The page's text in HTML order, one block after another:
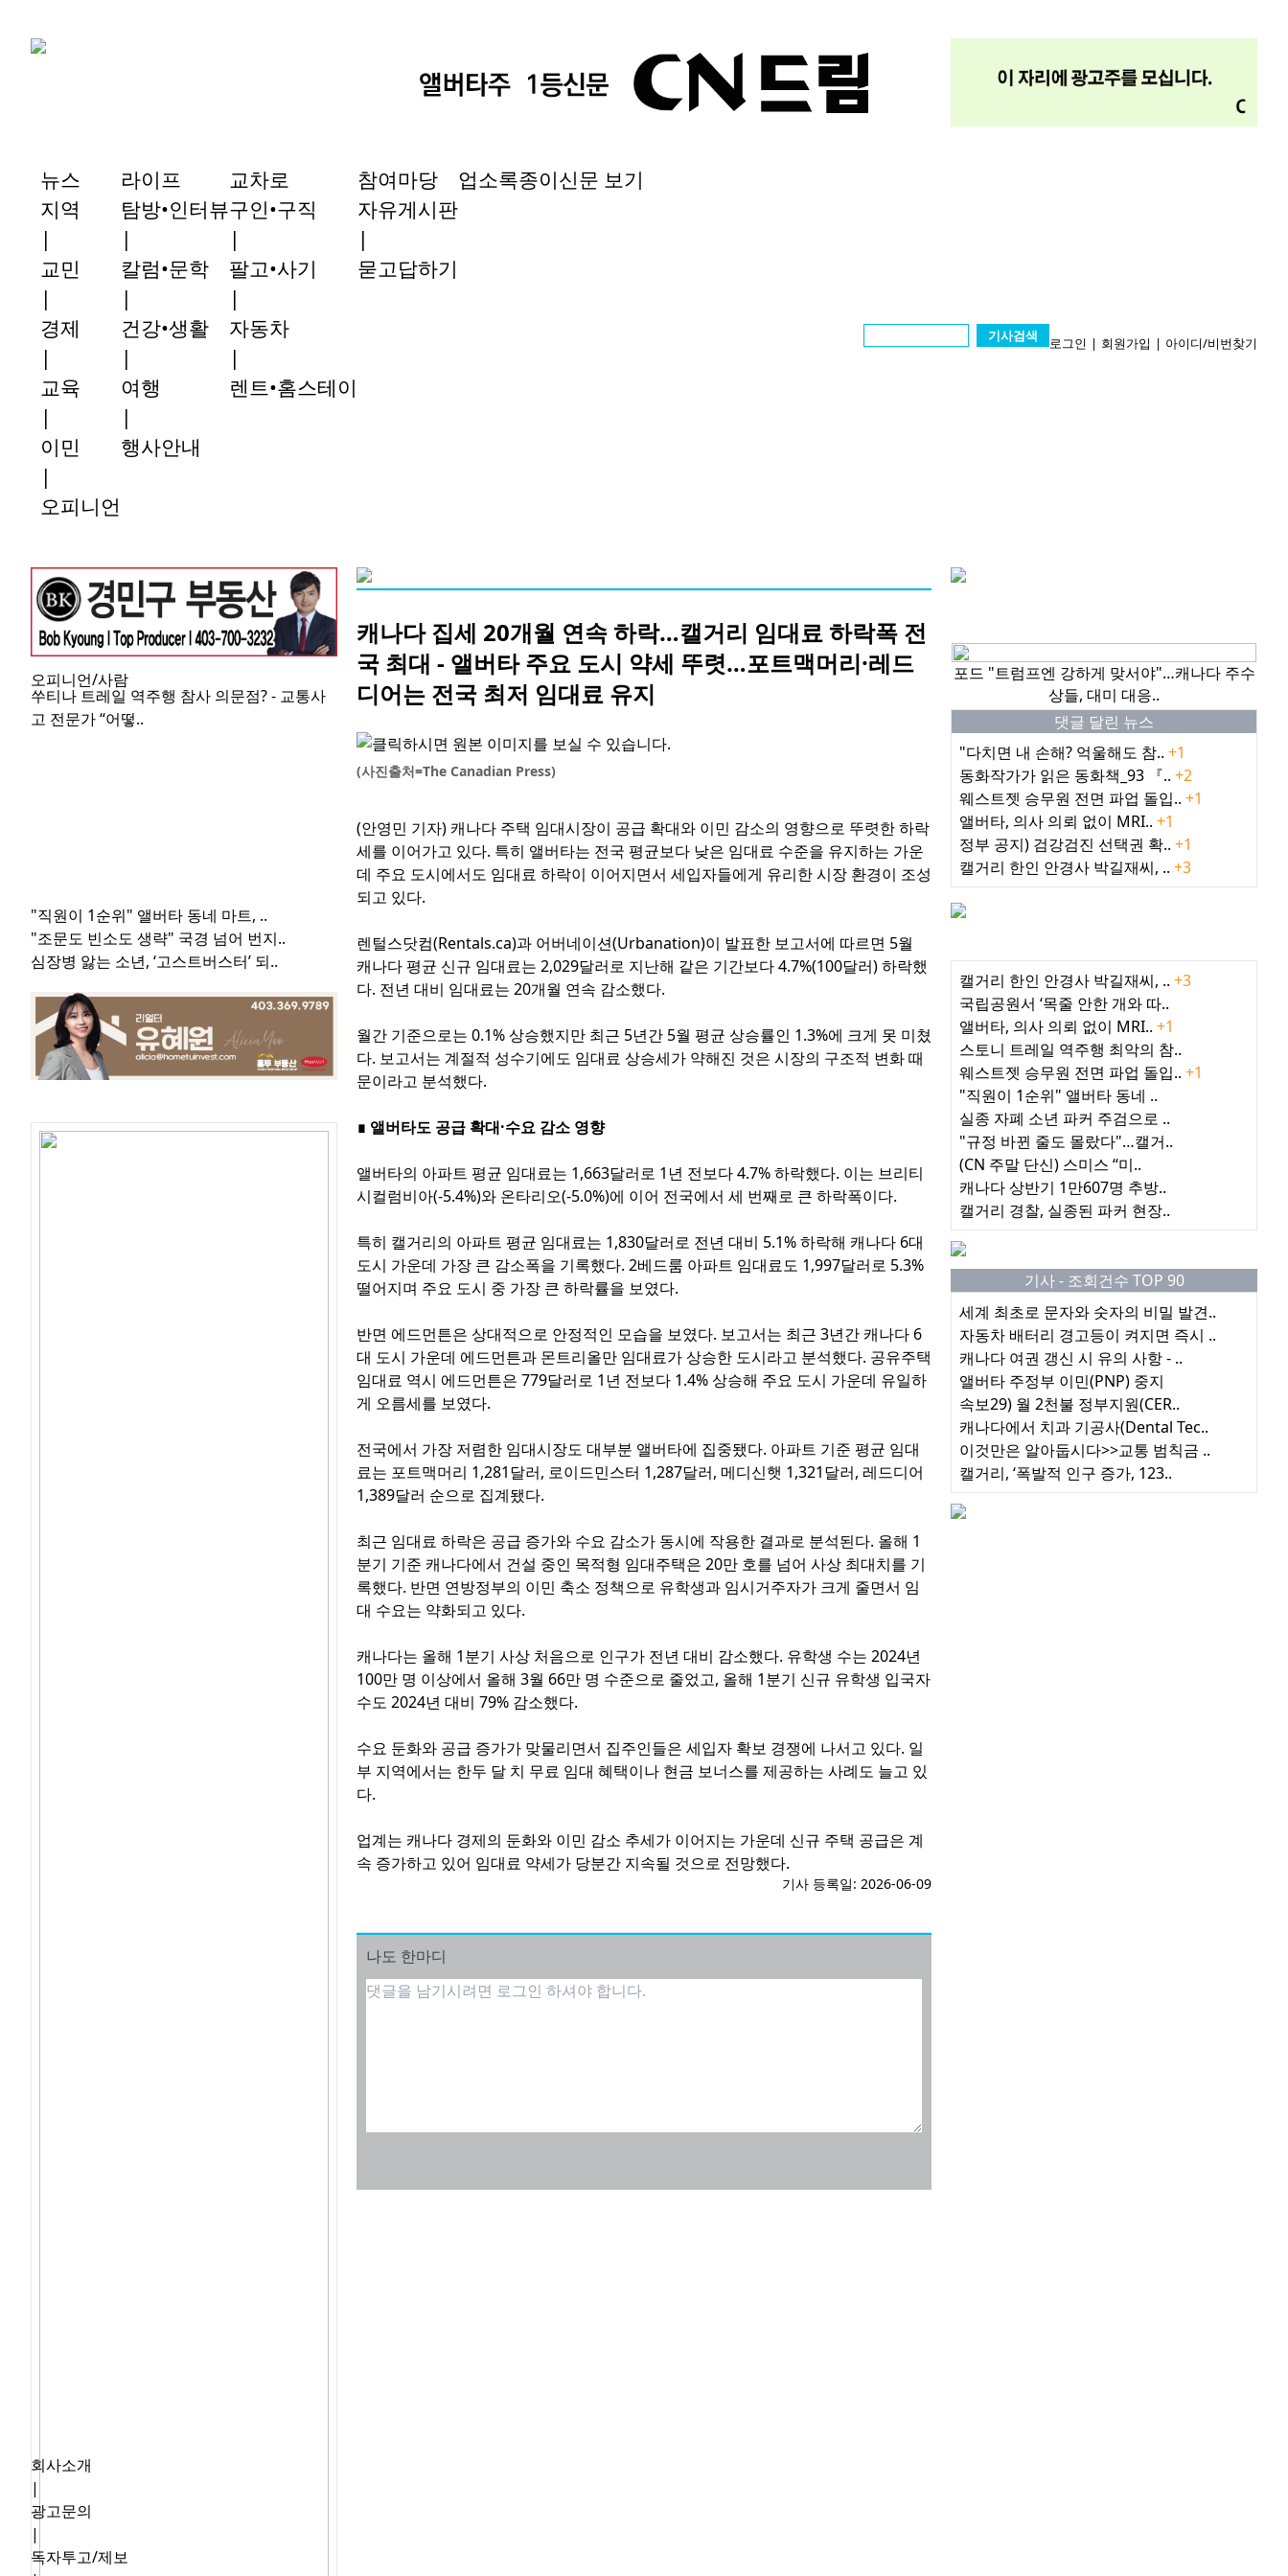
뉴스
지역
|
교민
|
경제
|
교육
|
이민
|
오피니언
라이프
탐방•인터뷰
|
칼럼•문학
|
건강•생활
|
여행
|
행사안내
교차로
구인•구직
|
팔고•사기
|
자동차
|
렌트•홈스테이
참여마당
자유게시판
|
묻고답하기
업소록종이신문 보기
기사검색 로그인 | 회원가입 | 아이디/비번찾기
오피니언/사람
쑤티나 트레일 역주행 참사 의문점? - 교통사
고 전문가 “어떻..
"직원이 1순위" 앨버타 동네 마트, ..
"조문도 빈소도 생략" 국경 넘어 번지..
심장병 앓는 소년, ‘고스트버스터’ 되..
캐나다 집세 20개월 연속 하락…캘거리 임대료 하락폭 전
국 최대 - 앨버타 주요 도시 약세 뚜렷…포트맥머리·레드
디어는 전국 최저 임대료 유지
(사진출처=The Canadian Press)
(안영민 기자) 캐나다 주택 임대시장이 공급 확대와 이민 감소의 영향으로 뚜렷한 하락
세를 이어가고 있다. 특히 앨버타는 전국 평균보다 낮은 임대료 수준을 유지하는 가운
데 주요 도시에서도 임대료 하락이 이어지면서 세입자들에게 유리한 시장 환경이 조성
되고 있다.
렌털스닷컴(Rentals.ca)과 어버네이션(Urbanation)이 발표한 보고서에 따르면 5월
캐나다 평균 신규 임대료는 2,029달러로 지난해 같은 기간보다 4.7%(100달러) 하락했
다. 전년 대비 임대료는 20개월 연속 감소했다.
월간 기준으로는 0.1% 상승했지만 최근 5년간 5월 평균 상승률인 1.3%에 크게 못 미쳤
다. 보고서는 계절적 성수기에도 임대료 상승세가 약해진 것은 시장의 구조적 변화 때
문이라고 분석했다.
∎ 앨버타도 공급 확대·수요 감소 영향
앨버타의 아파트 평균 임대료는 1,663달러로 1년 전보다 4.7% 하락했다. 이는 브리티
시컬럼비아(-5.4%)와 온타리오(-5.0%)에 이어 전국에서 세 번째로 큰 하락폭이다.
특히 캘거리의 아파트 평균 임대료는 1,830달러로 전년 대비 5.1% 하락해 캐나다 6대
도시 가운데 가장 큰 감소폭을 기록했다. 2베드룸 아파트 임대료도 1,997달러로 5.3%
떨어지며 주요 도시 중 가장 큰 하락률을 보였다.
반면 에드먼튼은 상대적으로 안정적인 모습을 보였다. 보고서는 최근 3년간 캐나다 6
대 도시 가운데 에드먼튼과 몬트리올만 임대료가 상승한 도시라고 분석했다. 공유주택
임대료 역시 에드먼튼은 779달러로 1년 전보다 1.4% 상승해 주요 도시 가운데 유일하
게 오름세를 보였다.
전국에서 가장 저렴한 임대시장도 대부분 앨버타에 집중됐다. 아파트 기준 평균 임대
료는 포트맥머리 1,281달러, 로이드민스터 1,287달러, 메디신햇 1,321달러, 레드디어
1,389달러 순으로 집계됐다.
최근 임대료 하락은 공급 증가와 수요 감소가 동시에 작용한 결과로 분석된다. 올해 1
분기 기준 캐나다에서 건설 중인 목적형 임대주택은 20만 호를 넘어 사상 최대치를 기
록했다. 반면 연방정부의 이민 축소 정책으로 유학생과 임시거주자가 크게 줄면서 임
대 수요는 약화되고 있다.
캐나다는 올해 1분기 사상 처음으로 인구가 전년 대비 감소했다. 유학생 수는 2024년
100만 명 이상에서 올해 3월 66만 명 수준으로 줄었고, 올해 1분기 신규 유학생 입국자
수도 2024년 대비 79% 감소했다.
수요 둔화와 공급 증가가 맞물리면서 집주인들은 세입자 확보 경쟁에 나서고 있다. 일
부 지역에서는 한두 달 치 무료 임대 혜택이나 현금 보너스를 제공하는 사례도 늘고 있
다.
업계는 캐나다 경제의 둔화와 이민 감소 추세가 이어지는 가운데 신규 주택 공급은 계
속 증가하고 있어 임대료 약세가 당분간 지속될 것으로 전망했다.
기사 등록일: 2026-06-09
나도 한마디
포드 "트럼프엔 강하게 맞서야"…캐나다 주수
상들, 대미 대응..
댓글 달린 뉴스
"다치면 내 손해? 억울해도 참.. +1
동화작가가 읽은 동화책_93 『.. +2
웨스트젯 승무원 전면 파업 돌입.. +1
앨버타, 의사 의뢰 없이 MRI.. +1
정부 공지) 검강검진 선택권 확.. +1
캘거리 한인 안경사 박길재씨, .. +3
캘거리 한인 안경사 박길재씨, .. +3
국립공원서 ‘목줄 안한 개와 따..
앨버타, 의사 의뢰 없이 MRI.. +1
스토니 트레일 역주행 최악의 참..
웨스트젯 승무원 전면 파업 돌입.. +1
"직원이 1순위" 앨버타 동네 ..
실종 자폐 소년 파커 주검으로 ..
"규정 바뀐 줄도 몰랐다"…캘거..
(CN 주말 단신) 스미스 “미..
캐나다 상반기 1만607명 추방..
캘거리 경찰, 실종된 파커 현장..
기사 - 조회건수 TOP 90
세계 최초로 문자와 숫자의 비밀 발견..
자동차 배터리 경고등이 켜지면 즉시 ..
캐나다 여권 갱신 시 유의 사항 - ..
앨버타 주정부 이민(PNP) 중지
속보29) 월 2천불 정부지원(CER..
캐나다에서 치과 기공사(Dental Tec..
이것만은 알아둡시다>>교통 범칙금 ..
캘거리, ‘폭발적 인구 증가, 123..
회사소개
|
광고문의
|
독자투고/제보